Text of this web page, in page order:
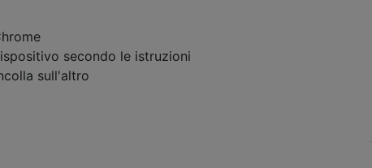
secondo le istruzioni
sull'altro